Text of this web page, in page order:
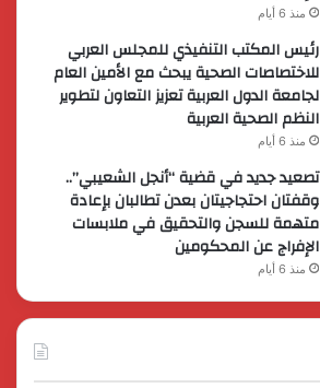
منذ 6 أيام
رئيس المكتب التنفيذي للمجلس العربي
للاختصاصات الصحية يبحث مع الأمين العام
لجامعة الدول العربية تعزيز التعاون لتطوير
النظم الصحية العربية
منذ 6 أيام
تصعيد جديد في قضية “أنجل الشعيبي”..
وقفتان احتجاجيتان بعدن تطالبان بإعادة
متهمة للسجن والتحقيق في ملابسات
الإفراج عن المحكومين
منذ 6 أيام